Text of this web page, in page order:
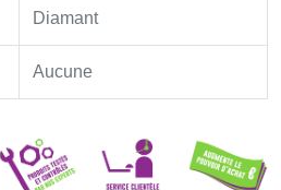
Diamant
Aucune